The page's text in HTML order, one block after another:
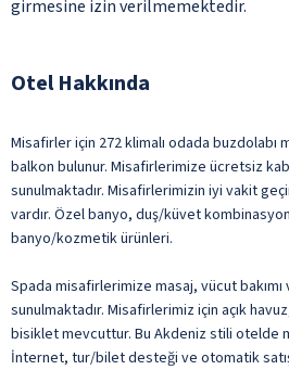
girmesine izin verilmemektedir.
Otel Hakkında
Misafirler için 272 klimalı odada
balkon bulunur. Misafirlerimize ücretsiz
sunulmaktadır. Misafirlerimizin iyi vakit
vardır. Özel banyo, duş/küvet
banyo/kozmetik ürünleri.
Spada misafirlerimize masaj, vücut bakımı
sunulmaktadır. Misafirlerimiz için açık
bisiklet mevcuttur. Bu Akdeniz stili otelde
İnternet, tur/bilet desteği ve otomatik